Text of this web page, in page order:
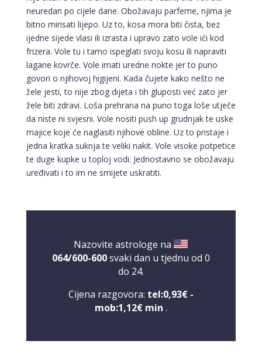
neuredan po cijele dane. Obožavaju parfeme, njima je
bitno mirisati lijepo. Uz to, kosa mora biti čista, bez
ijedne sijede vlasi ili izrasta i upravo zato vole ići kod
frizera. Vole tu i tamo ispeglati svoju kosu ili napraviti
lagane kovrče. Vole imati uredne nokte jer to puno
govori o njihovoj higijeni. Kada čujete kako nešto ne
žele jesti, to nije zbog dijeta i tih gluposti već zato jer
žele biti zdravi. Loša prehrana na puno toga loše utječe
da niste ni svjesni. Vole nositi push up grudnjak te uske
majice koje će naglasiti njihove obline. Uz to pristaje i
jedna kratka suknja te veliki nakit. Vole visoke potpetice
te duge kupke u toploj vodi. Jednostavno se obožavaju
uređivati i to im ne smijete uskratiti.
Nazovite astrologe na
064/600-600svaki dan u tjednu od 0
do 24.
Cijena razgovora: tel:0,93€ -
mob:1,12€ min .